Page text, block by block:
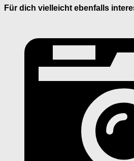
Für dich vielleicht ebenfalls